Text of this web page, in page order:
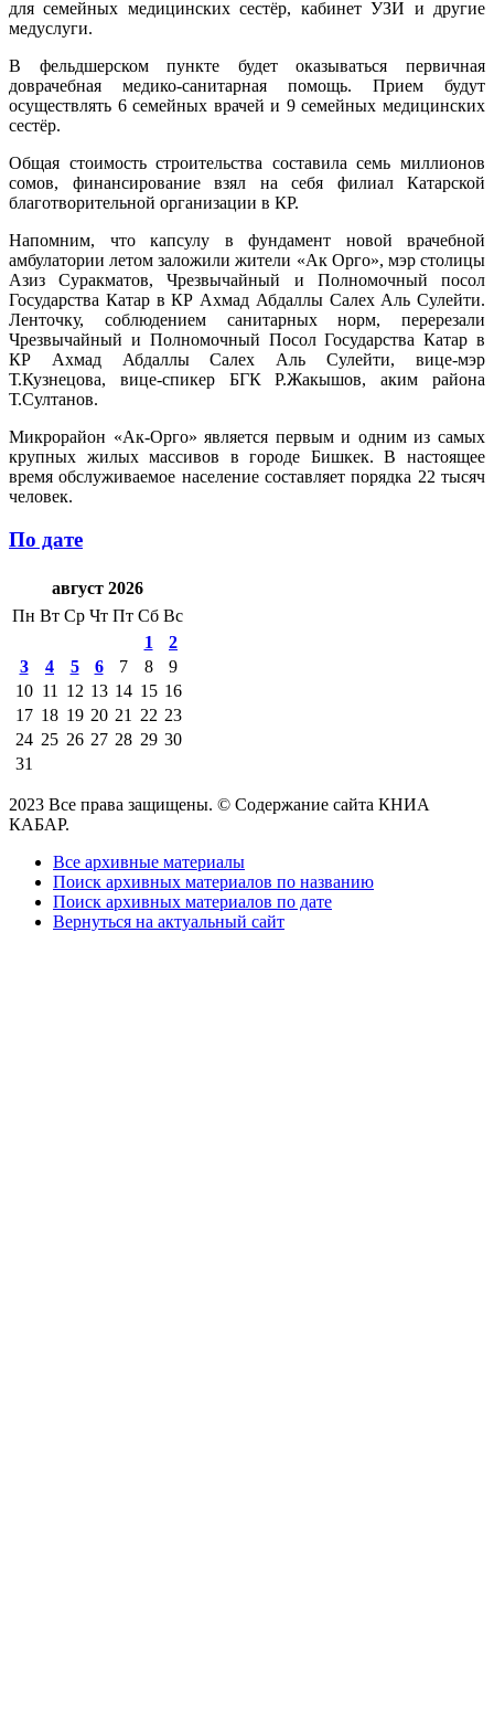
для семейных медицинских сестёр, кабинет УЗИ и другие
медуслуги.
В фельдшерском пункте будет оказываться первичная
доврачебная медико-санитарная помощь. Прием будут
осуществлять 6 семейных врачей и 9 семейных медицинских
сестёр.
Общая стоимость строительства составила семь миллионов
сомов, финансирование взял на себя филиал Катарской
благотворительной организации в КР.
Напомним, что капсулу в фундамент новой врачебной
амбулатории летом заложили жители «Ак Орго», мэр столицы
Азиз Суракматов, Чрезвычайный и Полномочный посол
Государства Катар в КР Ахмад Абдаллы Салех Аль Сулейти.
Ленточку, соблюдением санитарных норм, перерезали
Чрезвычайный и Полномочный Посол Государства Катар в
КР Ахмад Абдаллы Салех Аль Сулейти, вице-мэр
Т.Кузнецова, вице-спикер БГК Р.Жакышов, аким района
Т.Султанов.
Микрорайон «Ак-Орго» является первым и одним из самых
крупных жилых массивов в городе Бишкек. В настоящее
время обслуживаемое население составляет порядка 22 тысяч
человек.
По дате
август 2026
Пн Вт Ср Чт Пт Сб Вс
1
2
3
4 5 6 7 8
9
10 11 12 13 14 15 16
17 18 19 20 21 22 23
24 25 26 27 28 29 30
31
2023 Все права защищены. © Содержание сайта КНИА
КАБАР.
Все архивные материалы
Поиск архивных материалов по названию
Поиск архивных материалов по дате
Вернуться на актуальный сайт